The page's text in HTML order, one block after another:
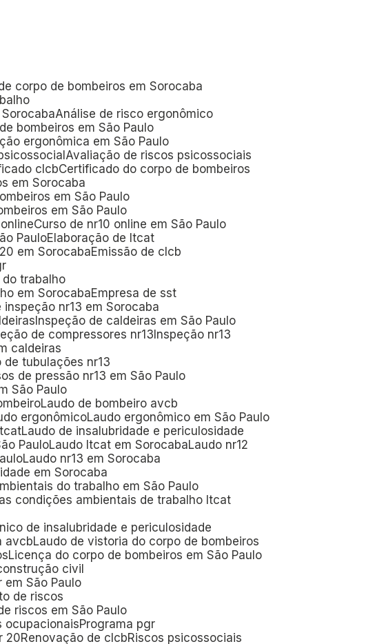
de corpo de bombeiros em Sorocaba
Análise de risco ergonômico
bombeiros em São Paulo
ergonômica em São Paulo
Avaliação de riscos psicossociais
clcb
Certificado do corpo de bombeiros
em Sorocaba
em São Paulo
em São Paulo
online
Curso de nr10 online em São Paulo
Paulo
Elaboração de ltcat
em Sorocaba Emissão de clcb
do trabalho
em Sorocaba Empresa de sst
inspeção nr13 em Sorocaba
Inspeção de caldeiras em São Paulo
de compressores nr13 Inspeção nr13
caldeiras
de tubulações nr13
de pressão nr13 em São Paulo
São Paulo
Laudo de bombeiro avcb
ergonômico Laudo ergonômico em São Paulo
Laudo de insalubridade e periculosidade
Paulo Laudo ltcat em Sorocaba Laudo nr12
Laudo nr13 em Sorocaba
em Sorocaba
do trabalho em São Paulo
condições ambientais de trabalho ltcat
de insalubridade e periculosidade
avcb Laudo de vistoria do corpo de bombeiros
Licença do corpo de bombeiros em São Paulo
civil
em São Paulo
de riscos
riscos em São Paulo
ocupacionais
Programa pgr
20 Renovação de clcb
Riscos psicossociais